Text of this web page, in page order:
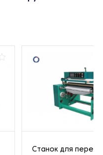
Станок для